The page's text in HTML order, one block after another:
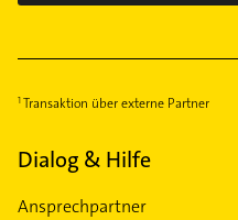
Transaktion über externe Partner
Dialog & Hilfe
Ansprechpartner